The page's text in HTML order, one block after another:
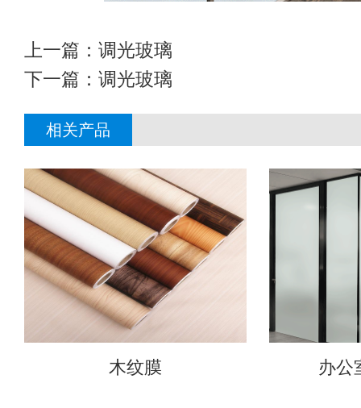
上一篇： 调光玻璃
下一篇： 调光玻璃
相关产品
木纹膜 办公